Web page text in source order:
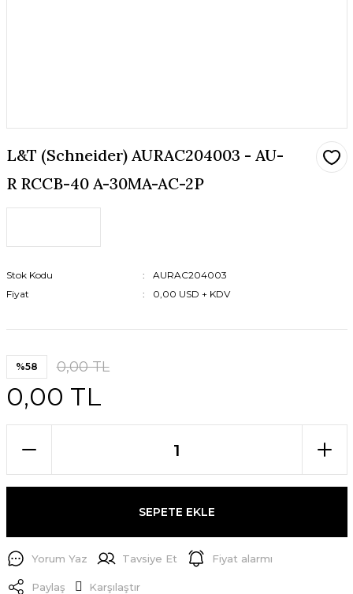
L&T (Schneider) AURAC204003 - AU-
R RCCB-40 A-30MA-AC-2P
Stok Kodu
AURAC204003
Fiyat
0,00 USD + KDV
%58 0,00 TL
0,00 TL
SEPETE EKLE
Yorum Yaz Tavsiye Et Fiyat alarmı
Paylaş Karşılaştır